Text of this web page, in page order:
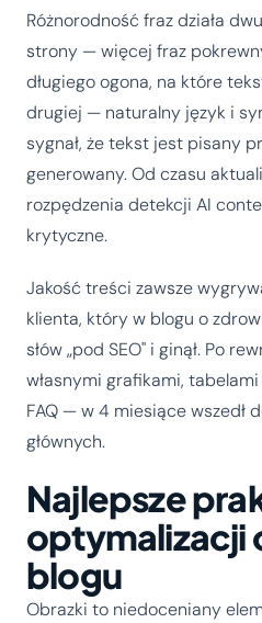
Różnorodność fraz działa
strony — więcej fraz
długiego ogona, na które
drugiej — naturalny język i
sygnał, że tekst jest pisany
generowany. Od czasu
rozpędzenia detekcji AI
krytyczne.
Jakość treści zawsze
klienta, który w blogu o
słów „pod SEO" i ginął. Po
własnymi grafikami,
FAQ — w 4 miesiące wszedł
głównych.
Najlepsze
optymalizacji
blogu
Obrazki to niedoceniany